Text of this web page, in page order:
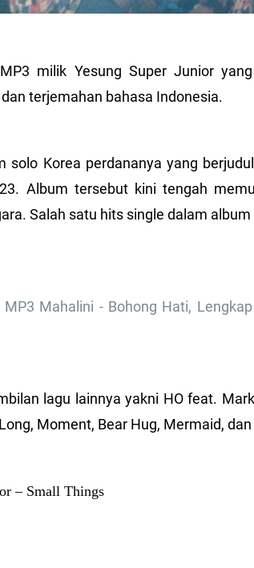
milik Yesung Super Junior yang
terjemahan bahasa Indonesia.
solo Korea perdananya yang
Album tersebut kini tengah
Salah satu hits single dalam
MP3 Mahalini - Bohong Hati,
lagu lainnya yakni HO feat.
Moment, Bear Hug, Mermaid,
– Small Things